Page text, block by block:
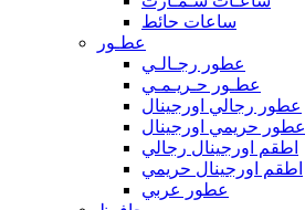
ساعات حائط
عطـور
عطور رجـالـي
عطـور حـريـمـي
عطور رجالي اورجينال
عطور حريمي اورجينال
اطقم اورجينال رجالي
اطقم اورجينال حريمي
عطور عربي